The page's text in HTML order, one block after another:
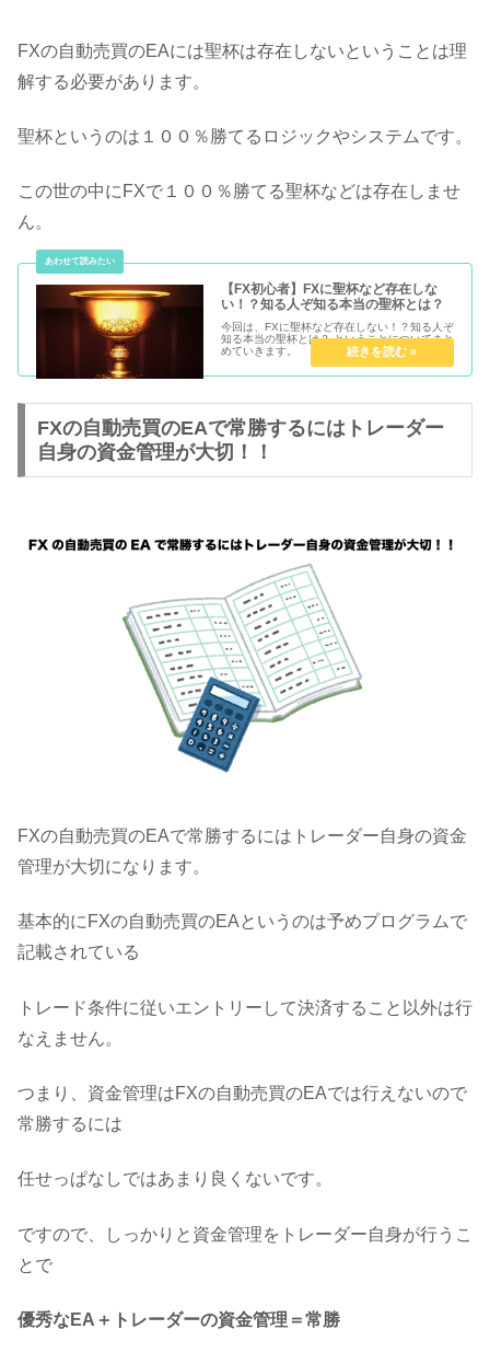
FXの自動売買のEAには聖杯は存在しないということは理
解する必要があります。
聖杯というのは１００％勝てるロジックやシステムです。
この世の中にFXで１００％勝てる聖杯などは存在しませ
ん。
【FX初心者】FXに聖杯など存在しな
い！？知る人ぞ知る本当の聖杯とは？
今回は、FXに聖杯など存在しない！？知る人ぞ
知る本当の聖杯とは？ ということについてまと
めていきます。
FXの自動売買のEAで常勝するにはトレーダー
自身の資金管理が大切！！
FXの自動売買のEAで常勝するにはトレーダー自身の資金
管理が大切になります。
基本的にFXの自動売買のEAというのは予めプログラムで
記載されている
トレード条件に従いエントリーして決済すること以外は行
なえません。
つまり、資金管理はFXの自動売買のEAでは行えないので
常勝するには
任せっぱなしではあまり良くないです。
ですので、しっかりと資金管理をトレーダー自身が行うこ
とで
優秀なEA＋トレーダーの資金管理＝常勝